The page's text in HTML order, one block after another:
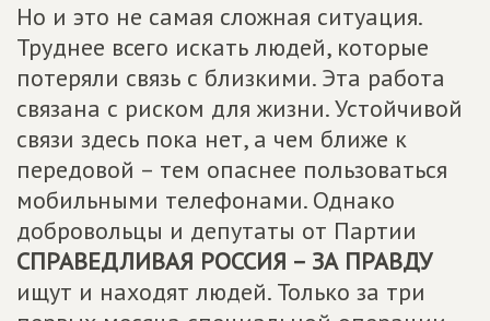
Но и это не самая сложная ситуация.
Труднее всего искать людей, которые
потеряли связь с близкими. Эта работа
связана с риском для жизни. Устойчивой
связи здесь пока нет, а чем ближе к
передовой – тем опаснее пользоваться
мобильными телефонами. Однако
добровольцы и депутаты от Партии
СПРАВЕДЛИВАЯ РОССИЯ – ЗА ПРАВДУ
ищут и находят людей. Только за три